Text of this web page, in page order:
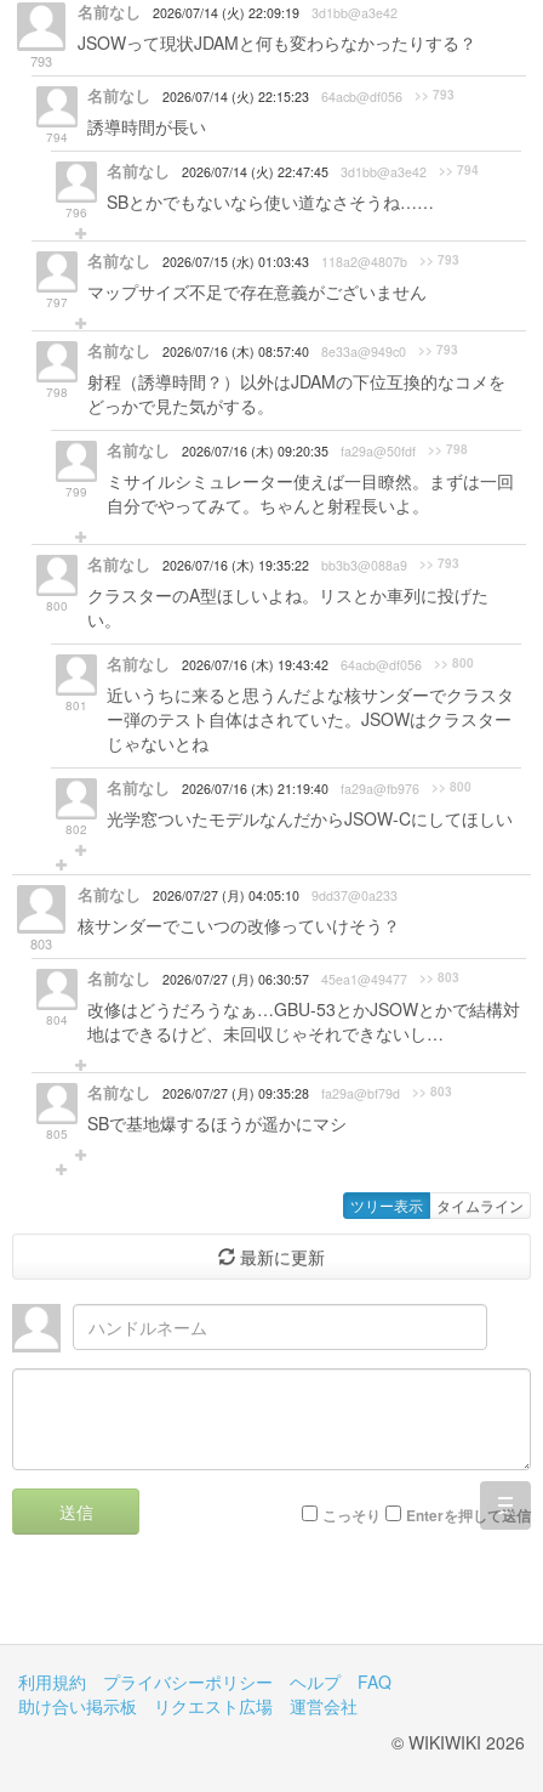
793
名前なし 2026/07/14 (火) 22:09:19 3d1bb@a3e42
JSOWって現状JDAMと何も変わらなかったりする？
794
名前なし 2026/07/14 (火) 22:15:23 64acb@df056 >> 793
誘導時間が長い
796
名前なし 2026/07/14 (火) 22:47:45 3d1bb@a3e42 >> 794
SBとかでもないなら使い道なさそうね……
797
名前なし 2026/07/15 (水) 01:03:43 118a2@4807b >> 793
マップサイズ不足で存在意義がございません
798
名前なし 2026/07/16 (木) 08:57:40 8e33a@949c0 >> 793
射程（誘導時間？）以外はJDAMの下位互換的なコメを
どっかで見た気がする。
799
名前なし 2026/07/16 (木) 09:20:35 fa29a@50fdf >> 798
ミサイルシミュレーター使えば一目瞭然。まずは一回
自分でやってみて。ちゃんと射程長いよ。
800
名前なし 2026/07/16 (木) 19:35:22 bb3b3@088a9 >> 793
クラスターのA型ほしいよね。リスとか車列に投げた
い。
801
名前なし 2026/07/16 (木) 19:43:42 64acb@df056 >> 800
近いうちに来ると思うんだよな核サンダーでクラスタ
ー弾のテスト自体はされていた。JSOWはクラスター
じゃないとね
802
名前なし 2026/07/16 (木) 21:19:40 fa29a@fb976 >> 800
光学窓ついたモデルなんだからJSOW-Cにしてほしい
803
名前なし 2026/07/27 (月) 04:05:10 9dd37@0a233
核サンダーでこいつの改修っていけそう？
804
名前なし 2026/07/27 (月) 06:30:57 45ea1@49477 >> 803
改修はどうだろうなぁ…GBU-53とかJSOWとかで結構対
地はできるけど、未回収じゃそれできないし…
805
名前なし 2026/07/27 (月) 09:35:28 fa29a@bf79d >> 803
SBで基地爆するほうが遥かにマシ
ツリー表示 タイムライン
最新に更新
送信 こっそり Enterを押して送信
利用規約 プライバシーポリシー ヘルプ
FAQ
助け合い掲示板
リクエスト広場
運営会社
© WIKIWIKI 2026